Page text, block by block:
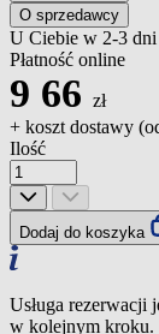
O sprzedawcy
U Ciebie w 2-3 dni
Płatność online
9 66 zł
+ koszt dostawy
Ilość
Dodaj do koszyka
Usługa rezerwacji
w kolejnym kroku.